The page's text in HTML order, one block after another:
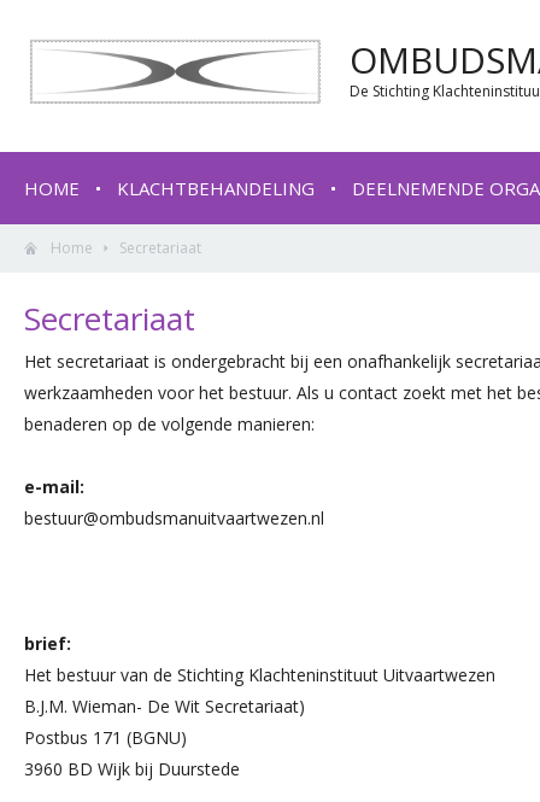
De Stichting
HOME KLACHTBEHANDELING DEELNEMENDE
Home Secretariaat
Secretariaat
Het secretariaat is ondergebracht bij een onafhankelijk
werkzaamheden voor het bestuur. Als u contact zoekt met het
benaderen op de volgende manieren:
e-mail:
bestuur@ombudsmanuitvaartwezen.nl
brief:
Het bestuur van de Stichting Klachteninstituut Uitvaartwezen
B.J.M. Wieman- De Wit Secretariaat)
Postbus 171 (BGNU)
3960 BD Wijk bij Duurstede